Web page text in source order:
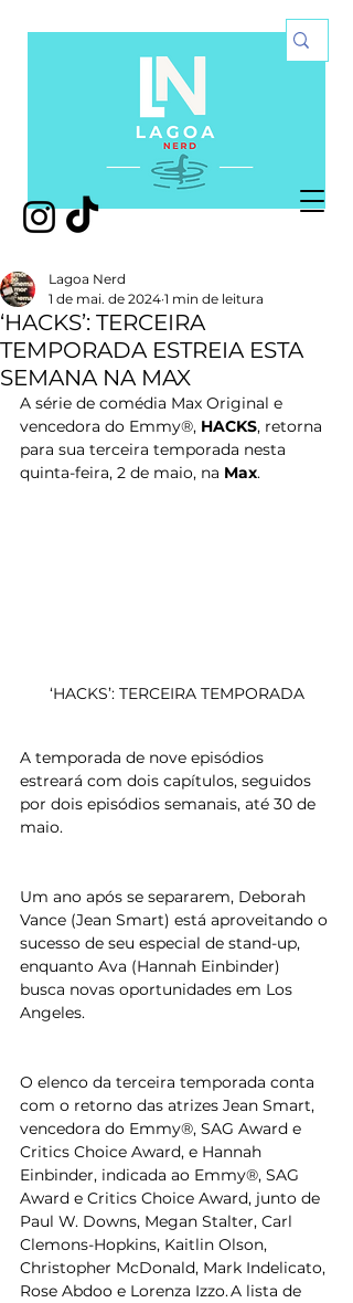
‘HACKS’: TERCEIRA
TEMPORADA ESTREIA ESTA
SEMANA NA MAX
Lagoa Nerd
1 de mai. de 2024 1 min de leitura
A série de comédia Max Original e
vencedora do Emmy®, HACKS, retorna
para sua terceira temporada nesta
quinta-feira, 2 de maio, na Max.
‘HACKS’: TERCEIRA TEMPORADA
A temporada de nove episódios
estreará com dois capítulos, seguidos
por dois episódios semanais, até 30 de
maio.
Um ano após se separarem, Deborah
Vance (Jean Smart) está aproveitando o
sucesso de seu especial de stand-up,
enquanto Ava (Hannah Einbinder)
busca novas oportunidades em Los
Angeles.
O elenco da terceira temporada conta
com o retorno das atrizes Jean Smart,
vencedora do Emmy®, SAG Award e
Critics Choice Award, e Hannah
Einbinder, indicada ao Emmy®, SAG
Award e Critics Choice Award, junto de
Paul W. Downs, Megan Stalter, Carl
Clemons-Hopkins, Kaitlin Olson,
Christopher McDonald, Mark Indelicato,
Rose Abdoo e Lorenza Izzo. A lista de